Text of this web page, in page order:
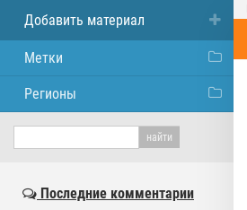
Добавить материал
Метки
Регионы
Последние комментарии